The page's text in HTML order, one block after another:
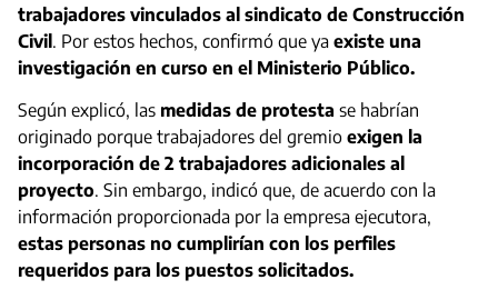
trabajadores vinculados al sindicato de Construcción
Civil . Por estos hechos, confirmó que ya existe una
investigación en curso en el Ministerio Público.
Según explicó, las medidas de protesta se habrían
originado porque trabajadores del gremio exigen la
incorporación de 2 trabajadores adicionales al
proyecto. Sin embargo, indicó que, de acuerdo con la
información proporcionada por la empresa ejecutora,
estas personas no cumplirían con los perfiles
requeridos para los puestos solicitados.